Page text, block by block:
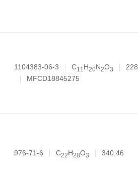
1104383-06-3 C1 1 H20N2O3
MFCD18845275
976-71-6 C22H28O3 340.46